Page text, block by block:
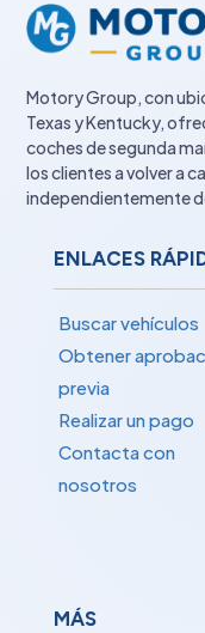
Motory Group, con
Texas y Kentucky,
coches de segunda
los clientes a volver a
independientemente
ENLACES
Buscar vehículos
Obtener
previa
Realizar un pago
Contacta con
nosotros
MÁS